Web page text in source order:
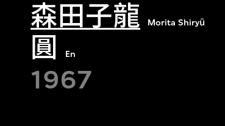
森田子龍 Morita Shiryū
圓 En
1967